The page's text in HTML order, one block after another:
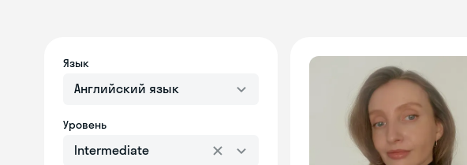
Язык
Английский язык
Уровень
Intermediate